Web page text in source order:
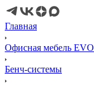
Главная
Офисная мебель
Бенч-системы